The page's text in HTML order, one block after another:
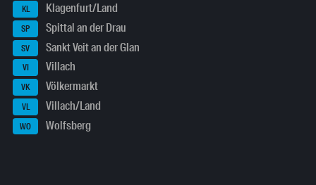
KL Klagenfurt/Land
SP Spittal an der Drau
SV Sankt Veit an der Glan
VI Villach
VK Völkermarkt
VL Villach/Land
WO Wolfsberg